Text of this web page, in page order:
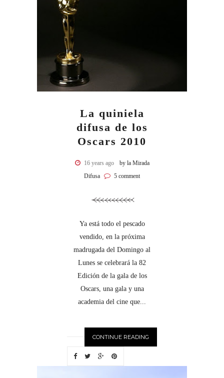
La quiniela
difusa de los
Oscars 2010
16 years ago
by la Mirada
Difusa
5 comment
Ya está todo el pescado
vendido, en la próxima
madrugada del Domingo al
Lunes se celebrará la 82
Edición de la gala de los
Oscars, una gala y una
academia del cine que...
CONTINUE READING